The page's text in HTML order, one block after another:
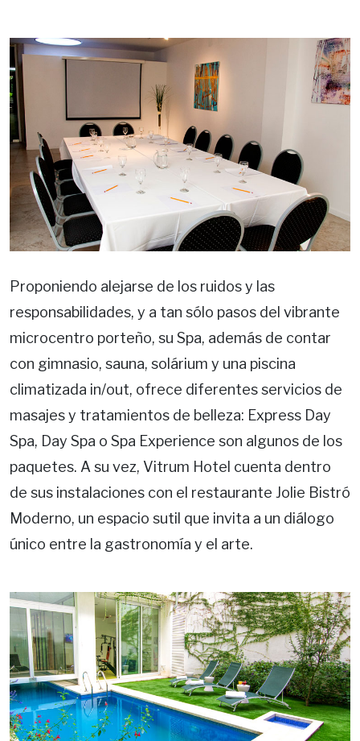
Proponiendo alejarse de los ruidos y las
responsabilidades, y a tan sólo pasos del vibrante
microcentro porteño, su Spa, además de contar
con gimnasio, sauna, solárium y una piscina
climatizada in/out, ofrece diferentes servicios de
masajes y tratamientos de belleza: Express Day
Spa, Day Spa o Spa Experience son algunos de los
paquetes. A su vez, Vitrum Hotel cuenta dentro
de sus instalaciones con el restaurante Jolie Bistró
Moderno, un espacio sutil que invita a un diálogo
único entre la gastronomía y el arte.